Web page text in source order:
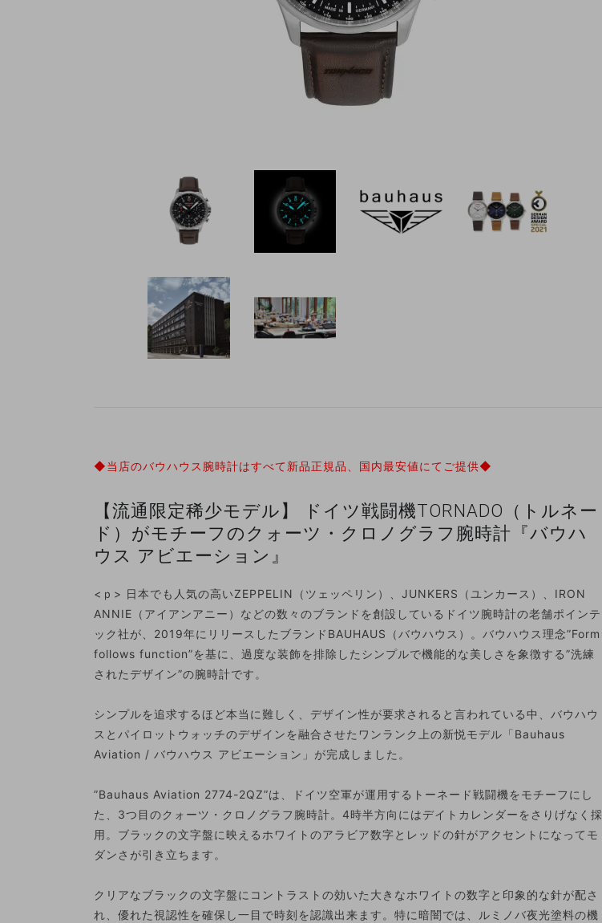
◆当店のバウハウス腕時計はすべて新品正規品、国内最安値にてご提供◆
【流通限定稀少モデル】 ドイツ戦闘機TORNADO（トルネー
ド）がモチーフのクォーツ・クロノグラフ腕時計『バウハ
ウス アビエーション』
<ｐ> 日本でも人気の高いZEPPELIN（ツェッペリン）、JUNKERS（ユンカース）、IRON
ANNIE（アイアンアニー）などの数々のブランドを創設しているドイツ腕時計の老舗ポインテ
ック社が、2019年にリリースしたブランドBAUHAUS（バウハウス）。バウハウス理念”Form
follows function”を基に、過度な装飾を排除したシンプルで機能的な美しさを象徴する”洗練
されたデザイン”の腕時計です。
シンプルを追求するほど本当に難しく、デザイン性が要求されると言われている中、バウハウ
スとパイロットウォッチのデザインを融合させたワンランク上の新悦モデル「Bauhaus
Aviation / バウハウス アビエーション」が完成しました。
”Bauhaus Aviation 2774-2QZ”は、ドイツ空軍が運用するトーネード戦闘機をモチーフにし
た、3つ目のクォーツ・クロノグラフ腕時計。4時半方向にはデイトカレンダーをさりげなく採
用。ブラックの文字盤に映えるホワイトのアラビア数字とレッドの針がアクセントになってモ
ダンさが引き立ちます。
クリアなブラックの文字盤にコントラストの効いた大きなホワイトの数字と印象的な針が配さ
れ、優れた視認性を確保し一目で時刻を認識出来ます。特に暗闇では、ルミノバ夜光塗料の機